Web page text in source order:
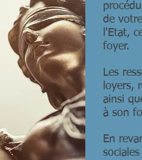
de
l'Etat,
foyer.
Les
loyers,
ainsi
à son
En